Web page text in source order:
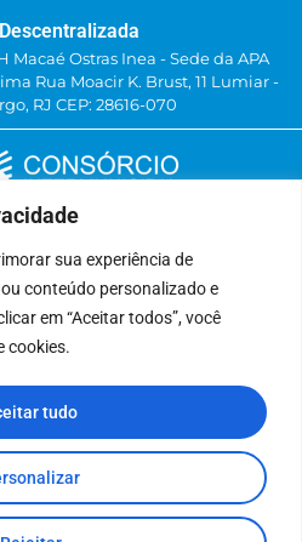
sua experiência de
conteúdo personalizado e
em “Aceitar todos”, você
cookies.
tudo
Macaé Ostras Inea - Sede da APA
Rua Moacir K. Brust, 11 Lumiar -
RJ CEP: 28616-070
(CILSJ)
n° 01, Lote 01, Quadra 11
de São Pedro
da Aldeia, RJ
9 8841-2358